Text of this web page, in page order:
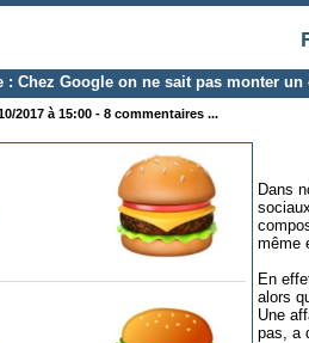
: Chez Google on ne sait pas monter un
2017 à 15:00 - 8 commentaires ...
Dans
même
En
alors
Une
pas, a